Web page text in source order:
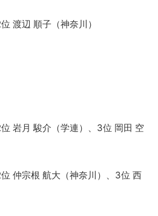
渡辺 順子（神奈川）
岩月 駿介（学連）、3位 岡田 空
仲宗根 航大（神奈川）、3位 西